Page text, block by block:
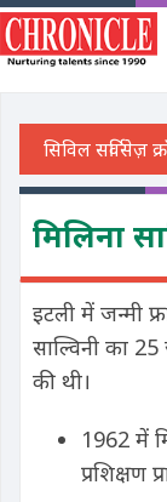
मिलिना
इटली में जन्मी
साल्विनी का
की थी।
1962 में
प्रशिक्षण